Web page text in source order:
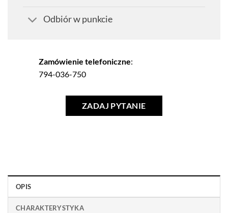
Odbiór w punkcie
Zamówienie telefoniczne:
794-036-750
ZADAJ PYTANIE
OPIS
CHARAKTERYSTYKA